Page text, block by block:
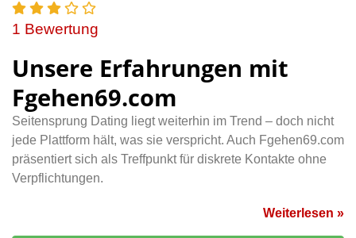
1 Bewertung
Unsere Erfahrungen mit
Fgehen69.com
Seitensprung Dating liegt weiterhin im Trend – doch nicht
jede Plattform hält, was sie verspricht. Auch Fgehen69.com
präsentiert sich als Treffpunkt für diskrete Kontakte ohne
Verpflichtungen.
Weiterlesen »